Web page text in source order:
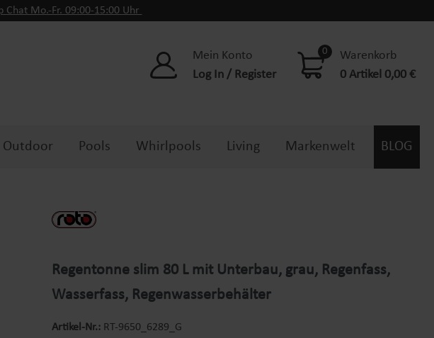
Chat Mo.-Fr. 09:00-15:00 Uhr
Mein Konto
Log In / Register
0
Warenkorb
0 Artikel 0,00 €
Outdoor Pools Whirlpools Living Markenwelt BLOG
Regentonne slim 80 L mit Unterbau, grau, Regenfass,
Wasserfass, Regenwasserbehälter
Artikel-Nr.: RT-9650_6289_G